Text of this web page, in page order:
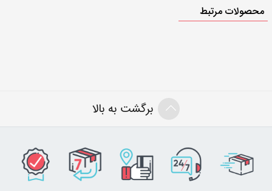
محصولات مرتبط
برگشت به بالا